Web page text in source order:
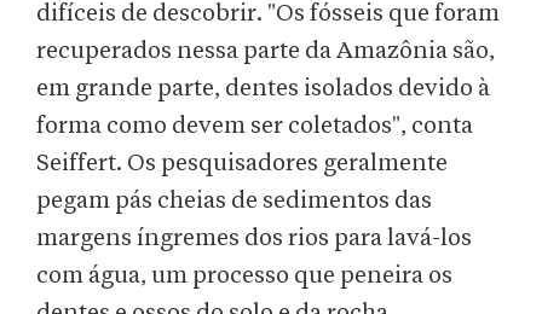
difíceis de descobrir. "Os fósseis que foram
recuperados nessa parte da Amazônia são,
em grande parte, dentes isolados devido à
forma como devem ser coletados", conta
Seiffert. Os pesquisadores geralmente
pegam pás cheias de sedimentos das
margens íngremes dos rios para lavá-los
com água, um processo que peneira os